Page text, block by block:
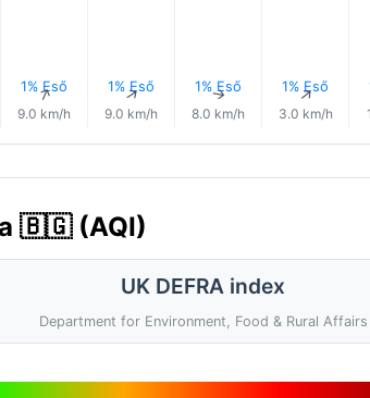
1% Eső
↑
9.0 km/h
1% Eső
↑
9.0 km/h
1% Eső
↑
8.0 km/h
1% Eső
↑
3.0 km/h
🇧🇬 (AQI)
UK DEFRA index
Department for Environment, Food & Rural Affairs